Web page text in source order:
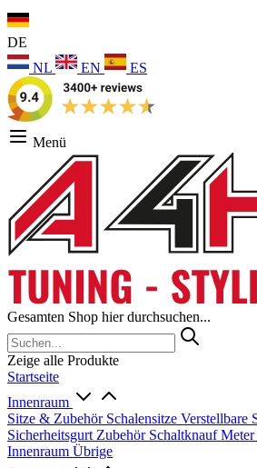
DE
NL
EN ES
Menü
Gesamten Shop hier durchsuchen...
Zeige alle Produkte
Startseite
Innenraum
Sitze & Zubehör Schalensitze Verstellbare
Sicherheitsgurt Zubehör Schaltknauf
Innenraum Übrige